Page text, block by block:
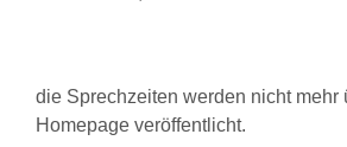
die Sprechzeiten werden nicht mehr
Homepage veröffentlicht.